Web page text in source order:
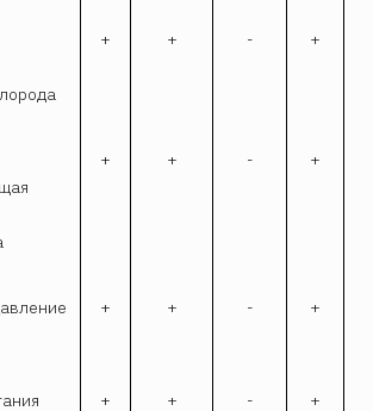
+ + - +
+ + - +
+ + - +
+ + - +